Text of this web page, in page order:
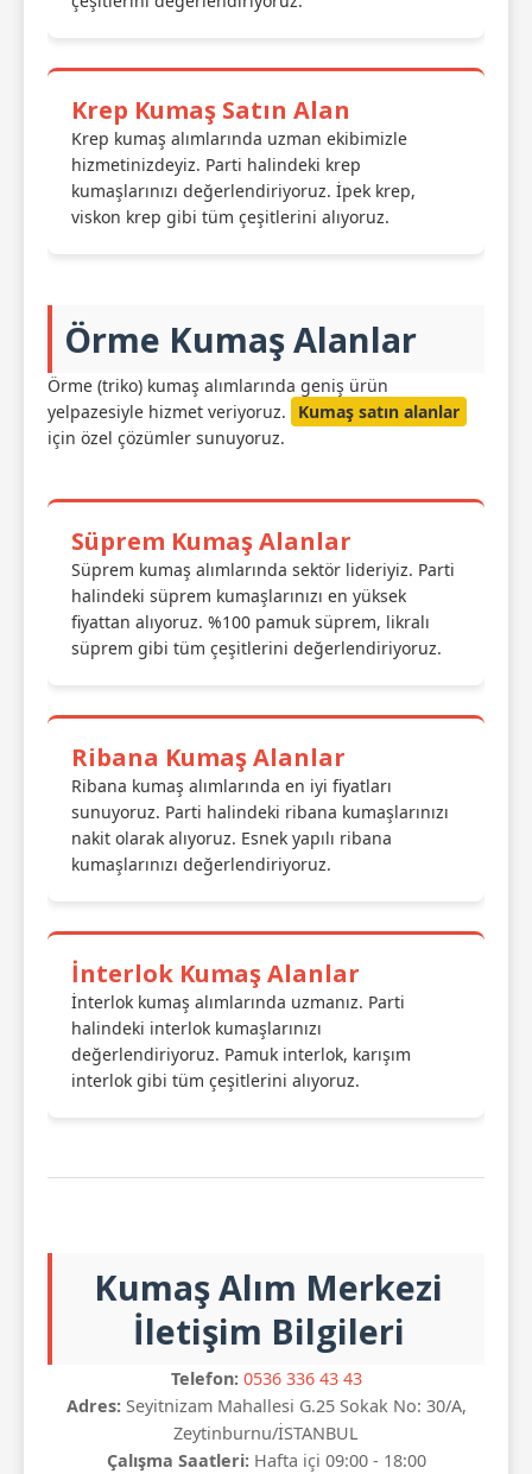
Krep Kumaş Satın Alan
Krep kumaş alımlarında uzman ekibimizle
hizmetinizdeyiz. Parti halindeki krep
kumaşlarınızı değerlendiriyoruz. İpek krep,
viskon krep gibi tüm çeşitlerini alıyoruz.
Örme Kumaş Alanlar
Örme (triko) kumaş alımlarında geniş ürün
yelpazesiyle hizmet veriyoruz.
Kumaş satın alanlar
için özel çözümler sunuyoruz.
Süprem Kumaş Alanlar
Süprem kumaş alımlarında sektör lideriyiz. Parti
halindeki süprem kumaşlarınızı en yüksek
fiyattan alıyoruz. %100 pamuk süprem, likralı
süprem gibi tüm çeşitlerini değerlendiriyoruz.
Ribana Kumaş Alanlar
Ribana kumaş alımlarında en iyi fiyatları
sunuyoruz. Parti halindeki ribana kumaşlarınızı
nakit olarak alıyoruz. Esnek yapılı ribana
kumaşlarınızı değerlendiriyoruz.
İnterlok Kumaş Alanlar
İnterlok kumaş alımlarında uzmanız. Parti
halindeki interlok kumaşlarınızı
değerlendiriyoruz. Pamuk interlok, karışım
interlok gibi tüm çeşitlerini alıyoruz.
Kumaş Alım Merkezi
İletişim Bilgileri
Telefon: 0536 336 43 43
Adres:Seyitnizam Mahallesi G.25 Sokak No: 30/A,
Zeytinburnu/İSTANBUL
Çalışma Saatleri:Hafta içi 09:00 - 18:00